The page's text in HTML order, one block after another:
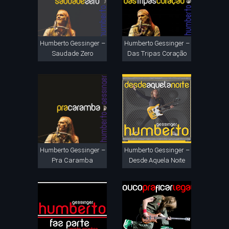
Humberto Gessinger –
Saudade Zero
Humberto Gessinger –
Das Tripas Coração
Humberto Gessinger –
Pra Caramba
Humberto Gessinger –
Desde Aquela Noite